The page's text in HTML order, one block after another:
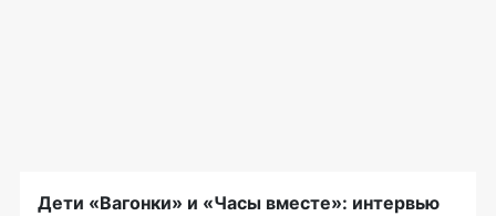
Дети «Вагонки» и «Часы вместе»: интервью